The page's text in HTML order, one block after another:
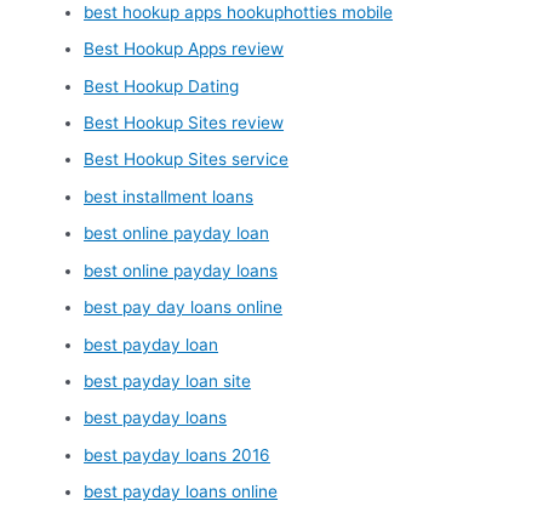
best hookup apps hookuphotties mobile
Best Hookup Apps review
Best Hookup Dating
Best Hookup Sites review
Best Hookup Sites service
best installment loans
best online payday loan
best online payday loans
best pay day loans online
best payday loan
best payday loan site
best payday loans
best payday loans 2016
best payday loans online